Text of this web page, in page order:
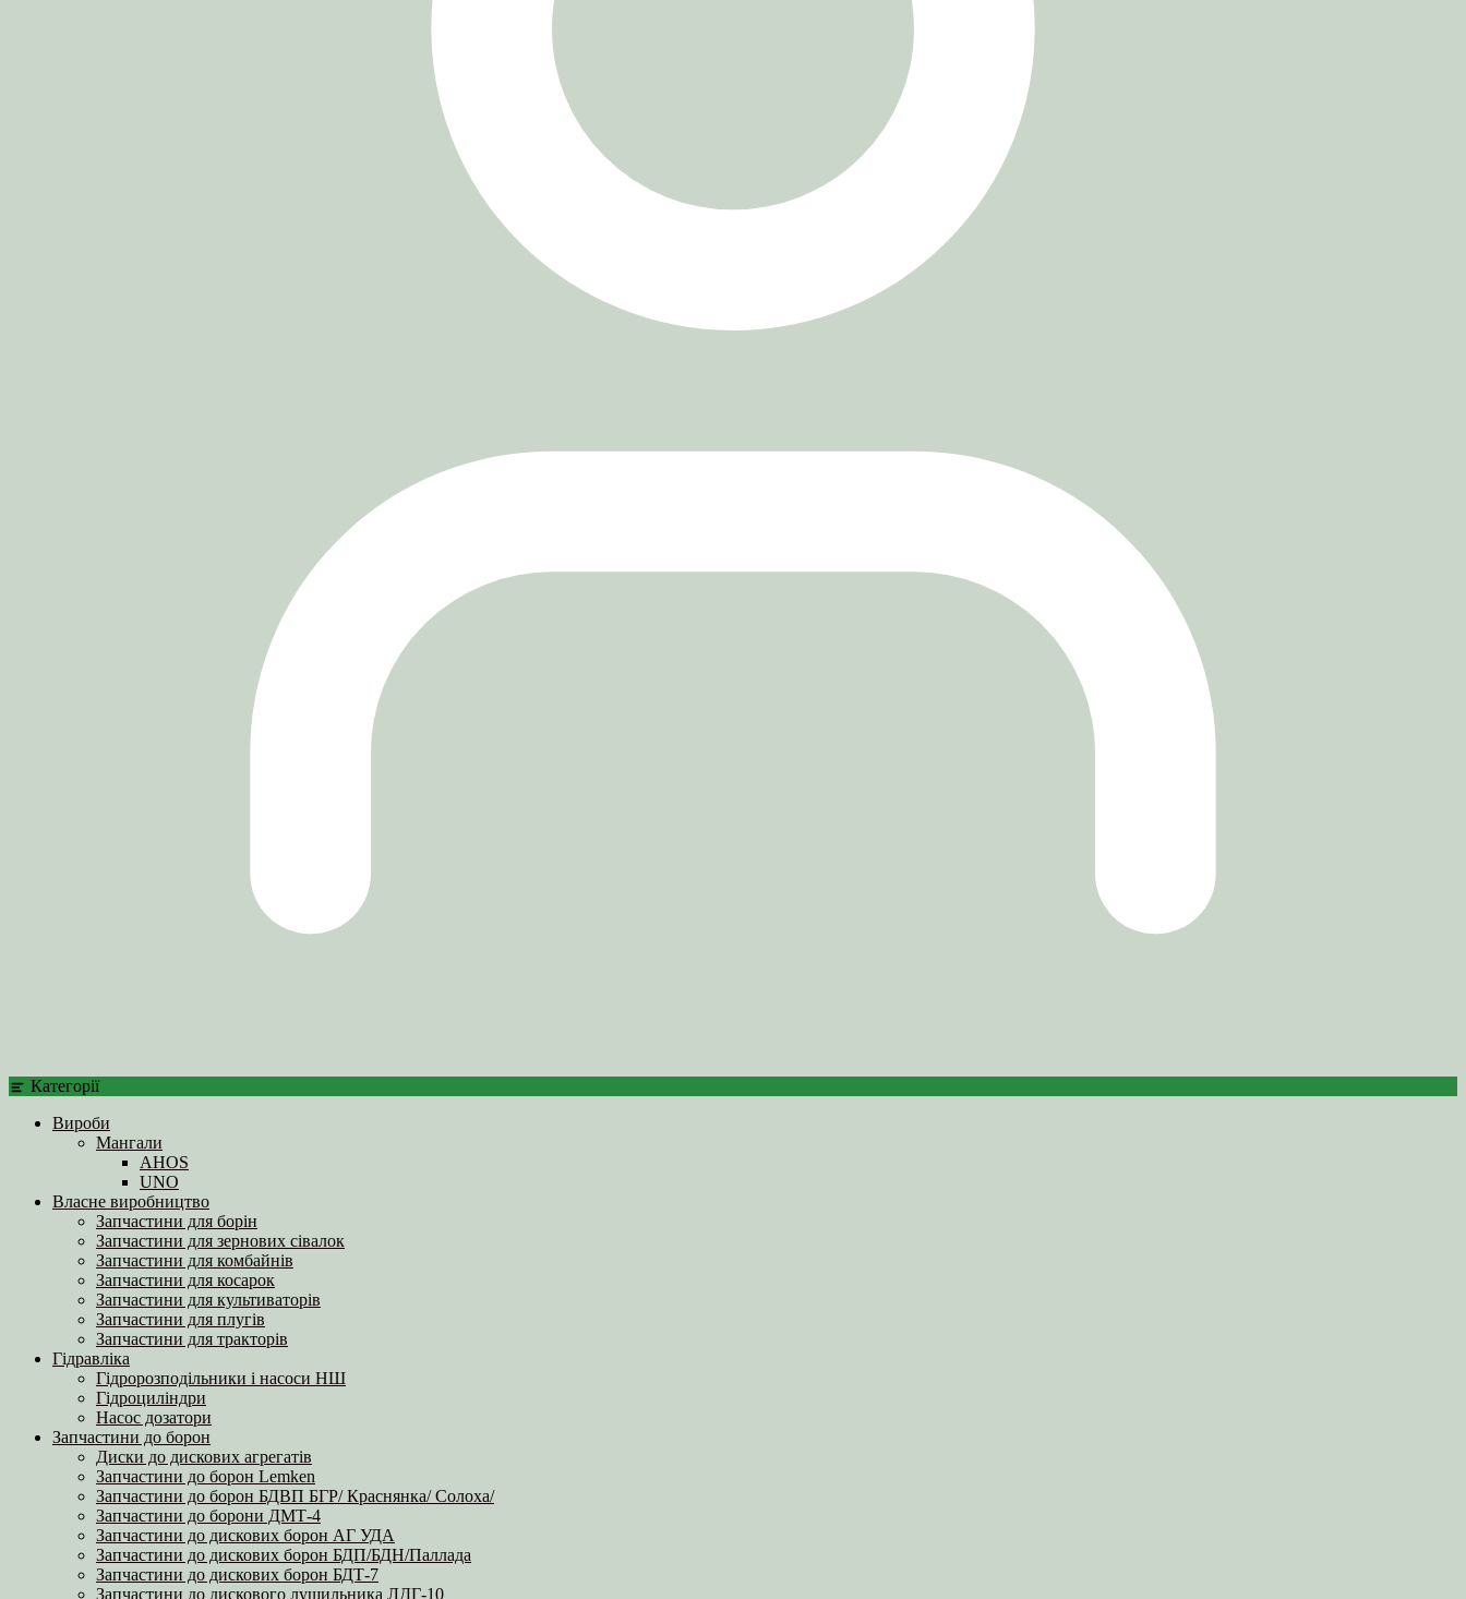
Категорії
Вироби
Мангали
AHOS
UNO
Власне виробництво
Запчастини для борін
Запчастини для зернових сівалок
Запчастини для комбайнів
Запчастини для косарок
Запчастини для культиваторів
Запчастини для плугів
Запчастини для тракторів
Гідравліка
Гідророзподільники і насоси НШ
Гідроциліндри
Насос дозатори
Запчастини до борон
Диски до дискових агрегатів
Запчастини до борон Lemken
Запчастини до борон БДВП БГР/ Краснянка/ Солоха/
Запчастини до борони ДМТ-4
Запчастини до дискових борон АГ УДА
Запчастини до дискових борон БДП/БДН/Паллада
Запчастини до дискових борон БДТ-7
Запчастини до дискового лущильника ЛДГ-10